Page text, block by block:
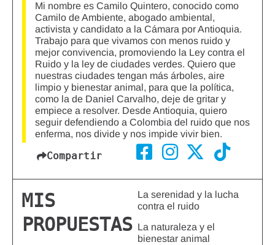
Mi nombre es Camilo Quintero, conocido como
Camilo de Ambiente, abogado ambiental,
activista y candidato a la Cámara por Antioquia.
Trabajo para que vivamos con menos ruido y
mejor convivencia, promoviendo la Ley contra el
Ruido y la ley de ciudades verdes. Quiero que
nuestras ciudades tengan más árboles, aire
limpio y bienestar animal, para que la política,
como la de Daniel Carvalho, deje de gritar y
empiece a resolver. Desde Antioquia, quiero
seguir defendiendo a Colombia del ruido que nos
enferma, nos divide y nos impide vivir bien.
Compartir
MIS
PROPUESTAS
La serenidad y la lucha
contra el ruido
La naturaleza y el
bienestar animal